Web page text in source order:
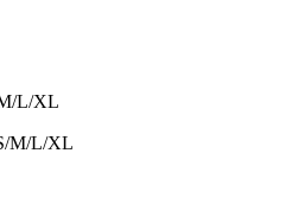
L/XL
M/L/XL